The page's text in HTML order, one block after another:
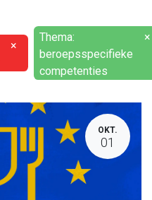
×
Thema:
beroepsspecifieke
competenties
×
OKT.
01